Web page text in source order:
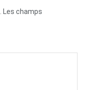
Les champs